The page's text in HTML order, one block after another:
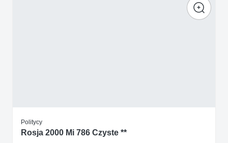
Politycy
Rosja 2000 Mi 786 Czyste **